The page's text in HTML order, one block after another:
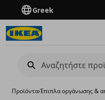
Greek
Προϊόντα›Έπιπλα οργάνωσης &